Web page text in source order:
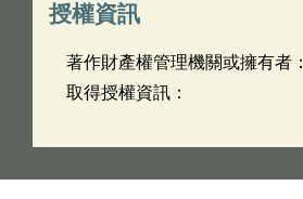
授權資訊
著作財產權管理機關或擁有者：
取得授權資訊：